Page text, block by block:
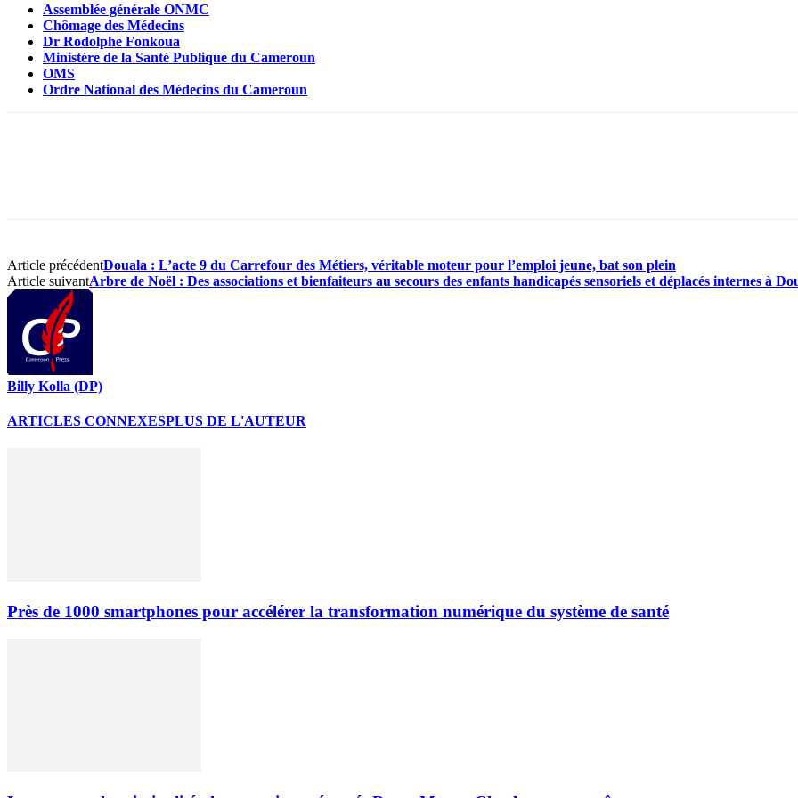
Assemblée générale ONMC
Chômage des Médecins
Dr Rodolphe Fonkoua
Ministère de la Santé Publique du Cameroun
OMS
Ordre National des Médecins du Cameroun
Article précédentDouala : L’acte 9 du Carrefour des Métiers, véritable moteur pour l’emploi jeune, bat son plein
Article suivantArbre de Noël : Des associations et bienfaiteurs au secours des enfants handicapés sensoriels et déplacés internes à
Billy Kolla (DP)
ARTICLES CONNEXESPLUS DE L'AUTEUR
Près de 1000 smartphones pour accélérer la transformation numérique du système de santé